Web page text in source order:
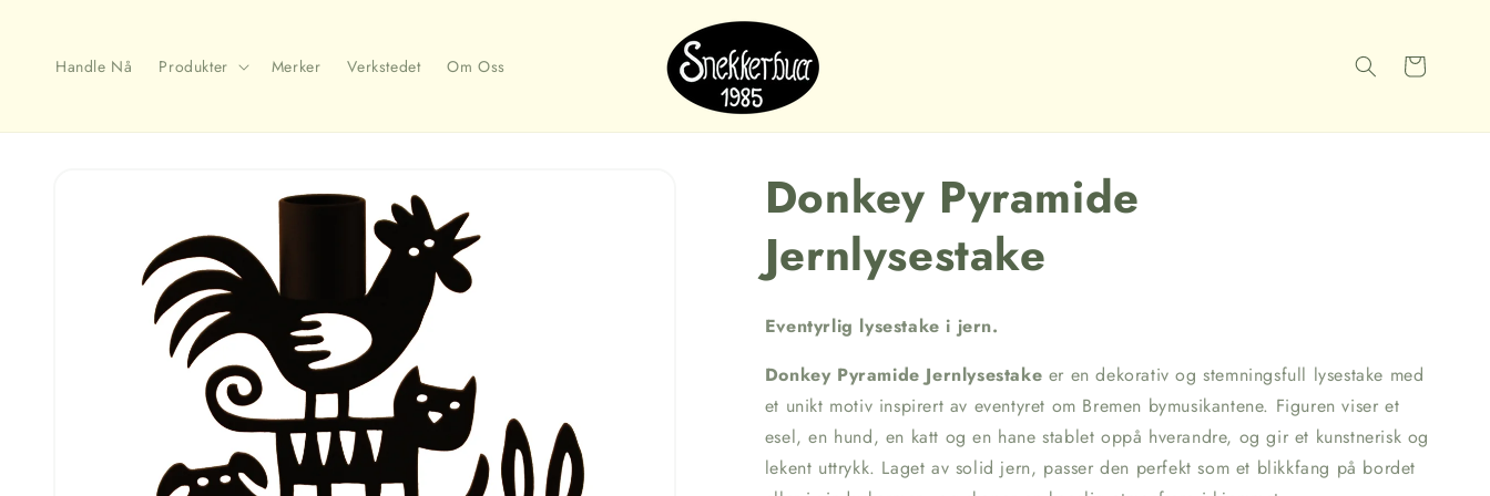
Handle Nå Produkter Merker Verkstedet Om Oss Handlekurv
Donkey Pyramide
Jernlysestake
Eventyrlig lysestake i jern.
Donkey Pyramide Jernlysestake er en dekorativ og stemningsfull lysestake med
et unikt motiv inspirert av eventyret om Bremen bymusikantene. Figuren viser et
esel, en hund, en katt og en hane stablet oppå hverandre, og gir et kunstnerisk og
lekent uttrykk. Laget av solid jern, passer den perfekt som et blikkfang på bordet